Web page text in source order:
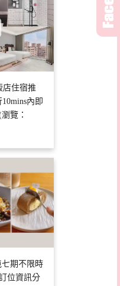
店住宿推
內即
覽：
期不限時
位資訊分